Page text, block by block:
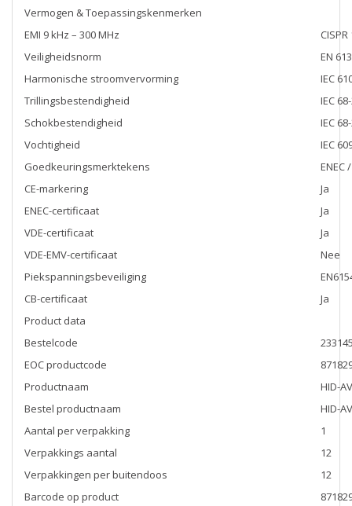
Vermogen & Toepassingskenmerken
EMI 9 kHz – 300 MHz
Veiligheidsnorm
EN
Harmonische stroomvervorming
IEC
Trillingsbestendigheid
IEC
Schokbestendigheid
IEC
Vochtigheid
IEC
Goedkeuringsmerktekens
ENEC
CE-markering
Ja
ENEC-certificaat
Ja
VDE-certificaat
Ja
VDE-EMV-certificaat
Nee
Piekspanningsbeveiliging
CB-certificaat
Ja
Product data
Bestelcode
EOC productcode
Productnaam
HID-
Bestel productnaam
HID-
Aantal per verpakking
1
Verpakkings aantal
12
Verpakkingen per buitendoos
12
Barcode op product